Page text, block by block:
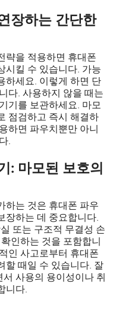
장하는 간단한
략을 적용하면 휴대폰
시킬 수 있습니다. 가능
하세요. 이렇게 하면 단
다. 사용하지 않을 때는
기를 보관하세요. 마모
점검하고 즉시 해결하
하면 파우치뿐만 아니
.
: 마모된 보호의
하는 것은 휴대폰 파우
장하는 데 중요합니다.
또는 구조적 무결성 손
인하는 것을 포함합니
인 사고로부터 휴대폰
할 때일 수 있습니다. 잘
사용의 용이성이나 취
니다.